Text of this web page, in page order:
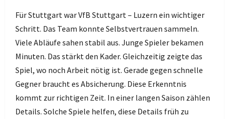
Für Stuttgart war VfB Stuttgart – Luzern ein wichtiger
Schritt. Das Team konnte Selbstvertrauen sammeln.
Viele Abläufe sahen stabil aus. Junge Spieler bekamen
Minuten. Das stärkt den Kader. Gleichzeitig zeigte das
Spiel, wo noch Arbeit nötig ist. Gerade gegen schnelle
Gegner braucht es Absicherung. Diese Erkenntnis
kommt zur richtigen Zeit. In einer langen Saison zählen
Details. Solche Spiele helfen, diese Details früh zu